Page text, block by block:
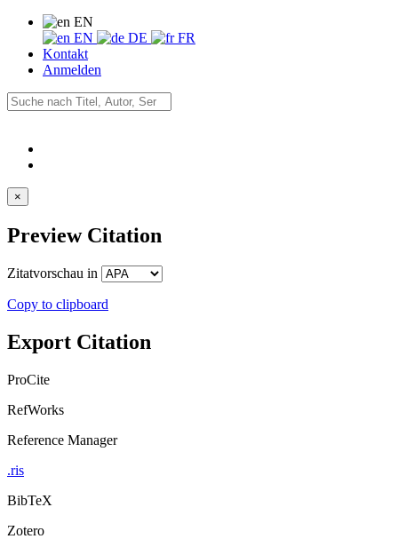
EN
EN
DE
FR
Kontakt
Anmelden
×
Preview Citation
Zitatvorschau in
Copy to clipboard
Export Citation
ProCite
RefWorks
Reference Manager
.ris
BibTeX
Zotero